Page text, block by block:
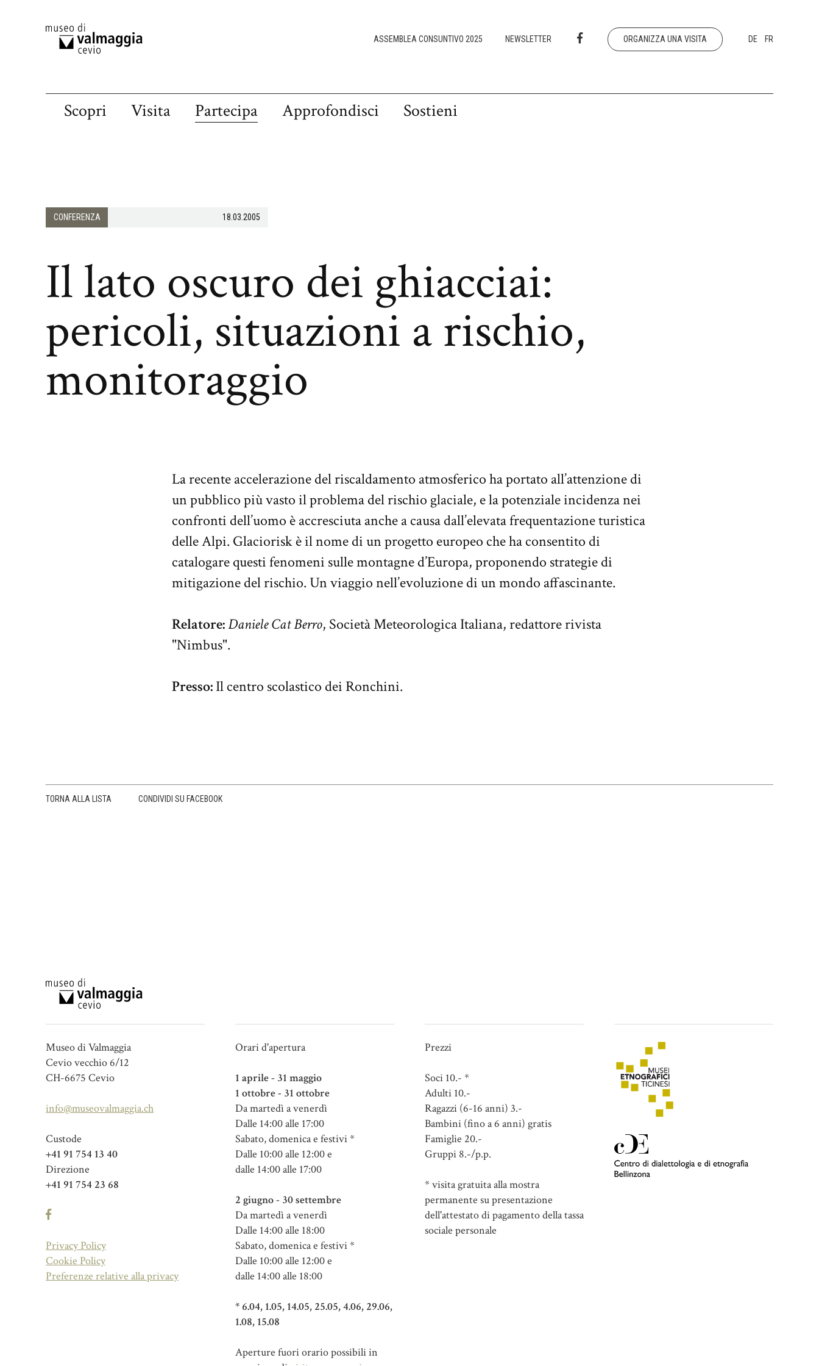
ASSEMBLEA CONSUNTIVO 2025 NEWSLETTER ORGANIZZA UNA VISITA DE FR
Scopri Visita Partecipa Approfondisci Sostieni
CONFERENZA 18.03.2005
Il lato oscuro dei ghiacciai:
pericoli, situazioni a rischio,
monitoraggio
La recente accelerazione del riscaldamento atmosferico ha portato all’attenzione di
un pubblico più vasto il problema del rischio glaciale, e la potenziale incidenza nei
confronti dell’uomo è accresciuta anche a causa dall’elevata frequentazione turistica
delle Alpi. Glaciorisk è il nome di un progetto europeo che ha consentito di
catalogare questi fenomeni sulle montagne d’Europa, proponendo strategie di
mitigazione del rischio. Un viaggio nell’evoluzione di un mondo affascinante.
Relatore:Daniele Cat Berro, Società Meteorologica Italiana, redattore rivista
"Nimbus".
Presso:Il centro scolastico dei Ronchini.
TORNA ALLA LISTA CONDIVIDI SU FACEBOOK
Museo di Valmaggia
Cevio vecchio 6/12
CH-6675 Cevio
info@museovalmaggia.ch
Custode
+41 91 754 13 40
Direzione
+41 91 754 23 68
Privacy Policy
Cookie Policy
Preferenze relative alla privacy
Orari d'apertura
1 aprile - 31 maggio
1 ottobre - 31 ottobre
Da martedì a venerdì
Dalle 14:00 alle 17:00
Sabato, domenica e festivi *
Dalle 10:00 alle 12:00 e
dalle 14:00 alle 17:00
2 giugno - 30 settembre
Da martedì a venerdì
Dalle 14:00 alle 18:00
Sabato, domenica e festivi *
Dalle 10:00 alle 12:00 e
dalle 14:00 alle 18:00
* 6.04, 1.05, 14.05, 25.05, 4.06, 29.06,
1.08, 15.08
Aperture fuori orario possibili in
Prezzi
Soci 10.- *
Adulti 10.-
Ragazzi (6-16 anni) 3.-
Bambini (fino a 6 anni) gratis
Famiglie 20.-
Gruppi 8.-/p.p.
* visita gratuita alla mostra
permanente su presentazione
dell'attestato di pagamento della tassa
sociale personale